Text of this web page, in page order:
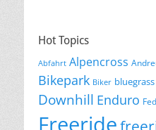
Hot Topics
Abfahrt Alpencross
Bikepark Biker bluegrass
Downhill Enduro
Freeride